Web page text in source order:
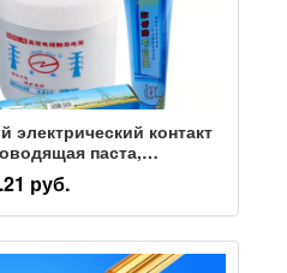
контакт
паста,
высоковольтная,
химическая составная
руб.